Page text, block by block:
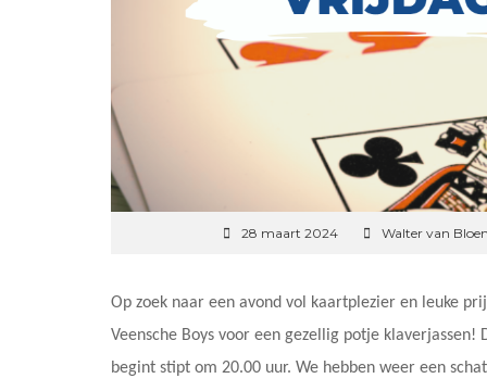
28 maart 2024 Walter van
Op zoek naar een avond vol kaartplezier en leuke
Veensche Boys voor een gezellig potje
begint stipt om 20.00 uur. We hebben weer een